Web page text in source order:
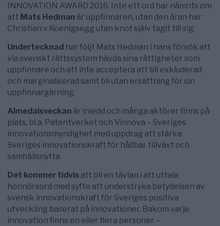
INNOVATION AWARD 2016. Inte ett ord har nämnts om
att Mats Hedman är uppfinnaren, utan den äran har
Christian v Koenigsegg utan knot själv tagit till sig.
Undertecknad har följt Mats Hedman i hans försök att
via svenskt rättssystem hävda sina rättigheter som
uppfinnare och att inte acceptera att bli exkluderad
och marginaliserad samt bli utan ersättning för sin
uppfinnargärning.
Almedalsveckan är inledd och många aktörer finns på
plats, bl.a. Patentverket och Vinnova – Sveriges
innovationsmyndighet med uppdrag att stärka
Sveriges innovationskraft för hållbar tillväxt och
samhällsnytta.
Det kommer tidvis att bli en tävlan i att uttala
honnörsord med syfte att understryka betydelsen av
svensk innovationskraft för Sveriges positiva
utveckling baserat på innovationer. Bakom varje
innovation finns en eller flera personer –